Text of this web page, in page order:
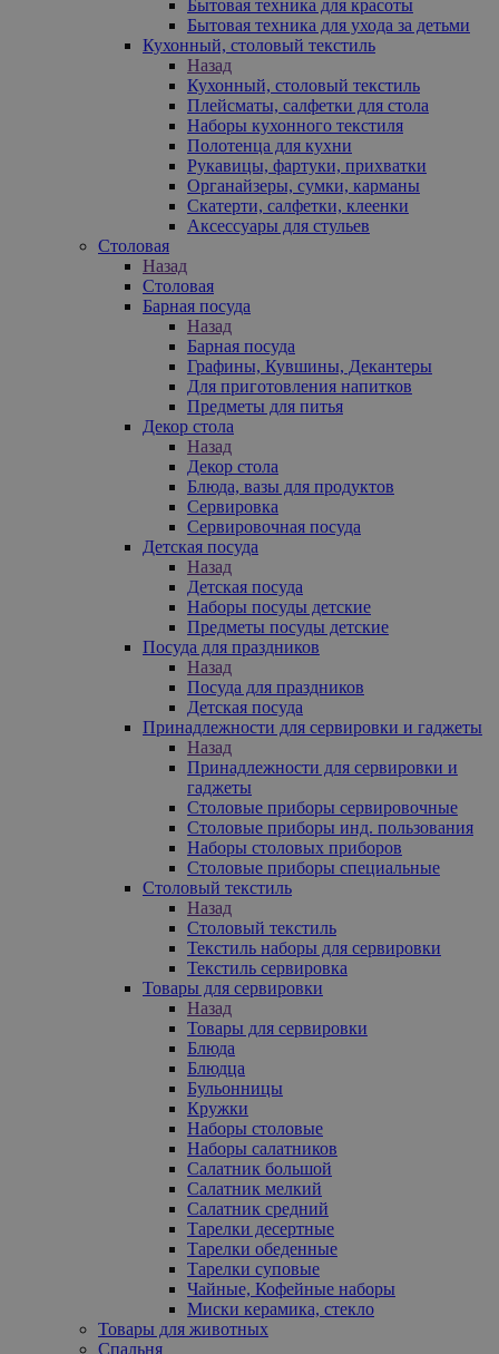
Бытовая техника для красоты
Бытовая техника для ухода за детьми
Кухонный, столовый текстиль
Назад
Кухонный, столовый текстиль
Плейсматы, салфетки для стола
Наборы кухонного текстиля
Полотенца для кухни
Рукавицы, фартуки, прихватки
Органайзеры, сумки, карманы
Скатерти, салфетки, клеенки
Аксессуары для стульев
Столовая
Назад
Столовая
Барная посуда
Назад
Барная посуда
Графины, Кувшины, Декантеры
Для приготовления напитков
Предметы для питья
Декор стола
Назад
Декор стола
Блюда, вазы для продуктов
Сервировка
Сервировочная посуда
Детская посуда
Назад
Детская посуда
Наборы посуды детские
Предметы посуды детские
Посуда для праздников
Назад
Посуда для праздников
Детская посуда
Принадлежности для сервировки и гаджеты
Назад
Принадлежности для сервировки и
гаджеты
Столовые приборы сервировочные
Столовые приборы инд. пользования
Наборы столовых приборов
Столовые приборы специальные
Столовый текстиль
Назад
Столовый текстиль
Текстиль наборы для сервировки
Текстиль сервировка
Товары для сервировки
Назад
Товары для сервировки
Блюда
Блюдца
Бульонницы
Кружки
Наборы столовые
Наборы салатников
Салатник большой
Салатник мелкий
Салатник средний
Тарелки десертные
Тарелки обеденные
Тарелки суповые
Чайные, Кофейные наборы
Миски керамика, стекло
Товары для животных
Спальня